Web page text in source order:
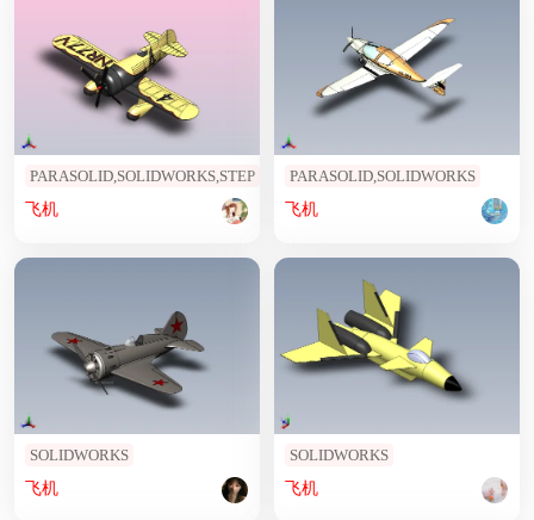
PARASOLID,SOLIDWORKS,STEP
飞机
PARASOLID,SOLIDWORKS
飞机
SOLIDWORKS
飞机
SOLIDWORKS
飞机